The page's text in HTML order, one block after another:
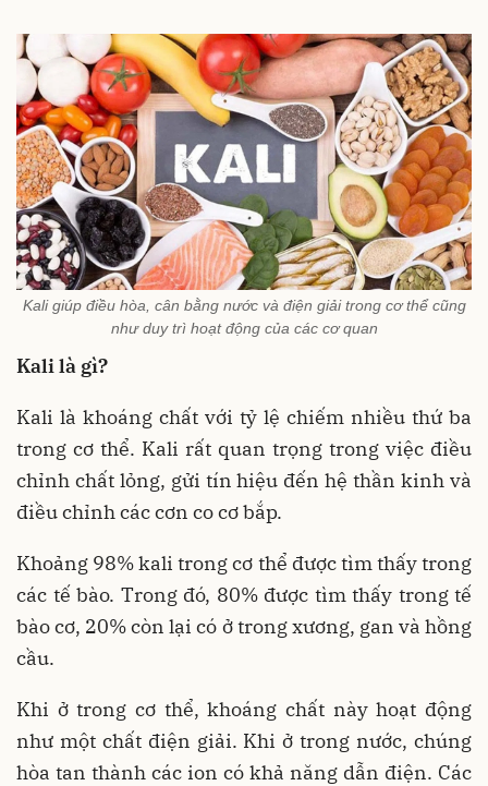
Kali giúp điều hòa, cân bằng nước và điện giải trong cơ thể cũng
như duy trì hoạt động của các cơ quan
Kali là gì?
Kali là khoáng chất với tỷ lệ chiếm nhiều thứ ba
trong cơ thể. Kali rất quan trọng trong việc điều
chỉnh chất lỏng, gửi tín hiệu đến hệ thần kinh và
điều chỉnh các cơn co cơ bắp.
Khoảng 98% kali trong cơ thể được tìm thấy trong
các tế bào. Trong đó, 80% được tìm thấy trong tế
bào cơ, 20% còn lại có ở trong xương, gan và hồng
cầu.
Khi ở trong cơ thể, khoáng chất này hoạt động
như một chất điện giải. Khi ở trong nước, chúng
hòa tan thành các ion có khả năng dẫn điện. Các